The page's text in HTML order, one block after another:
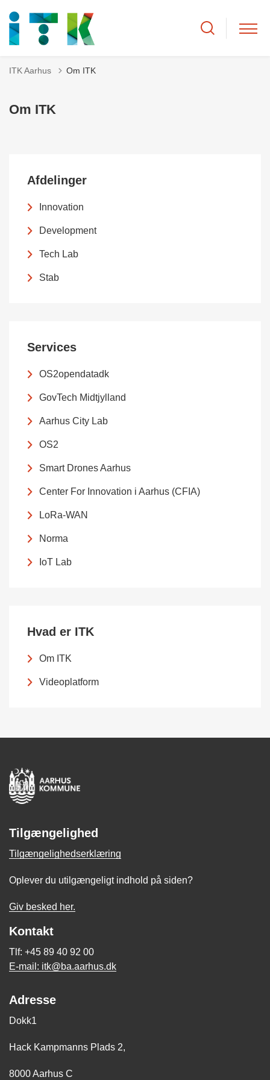
ITK Aarhus Om ITK
Om ITK
Afdelinger
Innovation
Development
Tech Lab
Stab
Services
OS2opendatadk
GovTech Midtjylland
Aarhus City Lab
OS2
Smart Drones Aarhus
Center For Innovation i Aarhus (CFIA)
LoRa-WAN
Norma
IoT Lab
Hvad er ITK
Om ITK
Videoplatform
Tilgængelighed
Tilgængelighedserklæring
Oplever du utilgængeligt indhold på siden?
Giv besked her.
Kontakt
Tlf: +45 89 40 92 00
E-mail: itk@ba.aarhus.dk
Adresse
Dokk1
Hack Kampmanns Plads 2,
8000 Aarhus C